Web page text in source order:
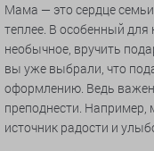
Мама — это сердце
теплее. В особенный для
необычное, вручить
вы уже выбрали, что
оформлению. Ведь важен
преподнести.
источник радости и